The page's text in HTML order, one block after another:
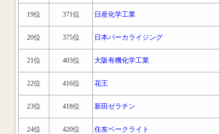
19位 371位 日産化学工業
20位 375位 日本パーカライジング
21位 403位 大阪有機化学工業
22位 416位 花王
23位 418位 新田ゼラチン
24位 420位 住友ベークライト